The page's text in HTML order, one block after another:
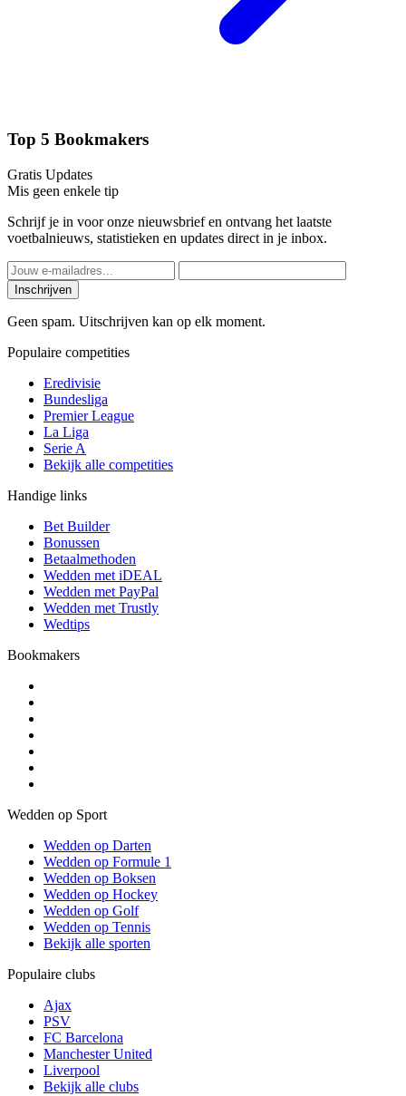
Top 5 Bookmakers
Gratis Updates
Mis geen enkele tip
Schrijf je in voor onze nieuwsbrief en ontvang het laatste
voetbalnieuws, statistieken en updates direct in je inbox.
Inschrijven
Geen spam. Uitschrijven kan op elk moment.
Populaire competities
Eredivisie
Bundesliga
Premier League
La Liga
Serie A
Bekijk alle competities
Handige links
Bet Builder
Bonussen
Betaalmethoden
Wedden met iDEAL
Wedden met PayPal
Wedden met Trustly
Wedtips
Bookmakers
Wedden op Sport
Wedden op Darten
Wedden op Formule 1
Wedden op Boksen
Wedden op Hockey
Wedden op Golf
Wedden op Tennis
Bekijk alle sporten
Populaire clubs
Ajax
PSV
FC Barcelona
Manchester United
Liverpool
Bekijk alle clubs